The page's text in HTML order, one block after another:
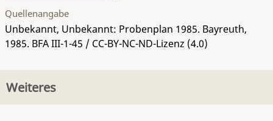
Quellenangabe
Unbekannt, Unbekannt: Probenplan 1985. Bayreuth,
1985. BFA III-1-45 / CC-BY-NC-ND-Lizenz (4.0)
Weiteres